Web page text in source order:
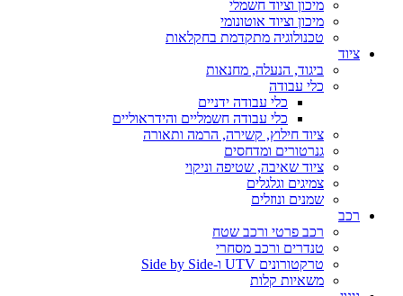
מיכון וציוד חשמלי
מיכון וציוד אוטונומי
טכנולוגיה מתקדמת בחקלאות
ציוד
ביגוד, הנעלה, מחנאות
כלי עבודה
כלי עבודה ידניים
כלי עבודה חשמליים והידראוליים
ציוד חילוץ, קשירה, הרמה ותאורה
גנרטורים ומדחסים
ציוד שאיבה, שטיפה וניקוי
צמיגים וגלגלים
שמנים ונוזלים
רכב
רכב פרטי ורכב שטח
טנדרים ורכב מסחרי
טרקטורונים UTV ו-Side by Side
משאיות קלות